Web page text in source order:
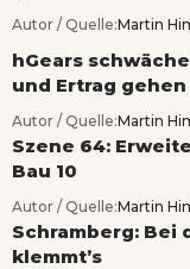
Autor / Quelle:Martin
hGears
und Ertrag
Autor / Quelle:Martin
Szene 64:
Bau 10
Autor / Quelle:Martin
Schramberg: Bei
klemmt’s